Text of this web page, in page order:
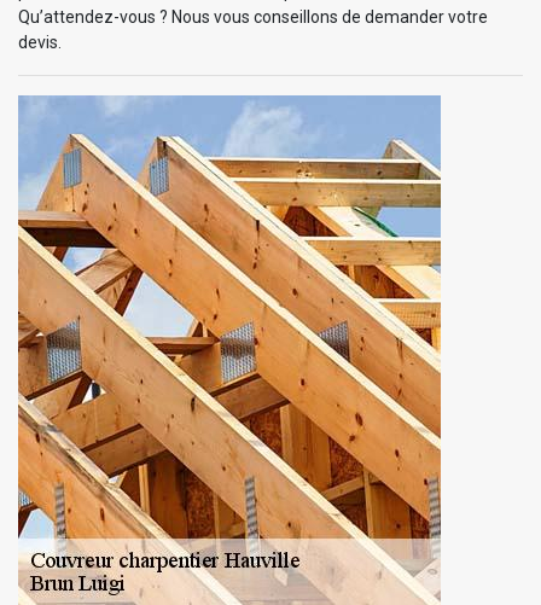
Qu’attendez-vous ? Nous vous conseillons de demander votre
devis.